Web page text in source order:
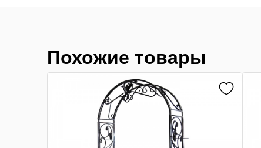
Похожие товары